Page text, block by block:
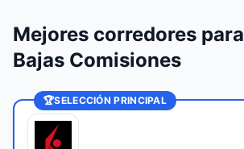
Mejores corredores para
Bajas Comisiones
🏆SELECCIÓN PRINCIPAL